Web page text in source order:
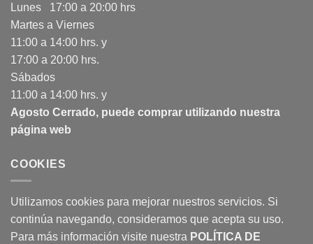
Lunes 17:00 a 20:00 hrs
Martes a Viernes
11:00 a 14:00 hrs. y
17:00 a 20:00 hrs.
Sábados
11:00 a 14:00 hrs. y
Agosto Cerrado, puede comprar utilizando nuestra
página web
COOKIES
Utilizamos cookies para mejorar nuestros servicios. Si
continúa navegando, consideramos que acepta su uso.
Para más información visite nuestra POLÍTICA DE